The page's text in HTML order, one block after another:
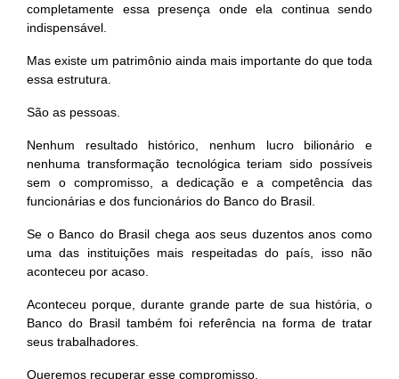
completamente essa presença onde ela continua sendo
indispensável.
Mas existe um patrimônio ainda mais importante do que toda
essa estrutura.
São as pessoas.
Nenhum resultado histórico, nenhum lucro bilionário e
nenhuma transformação tecnológica teriam sido possíveis
sem o compromisso, a dedicação e a competência das
funcionárias e dos funcionários do Banco do Brasil.
Se o Banco do Brasil chega aos seus duzentos anos como
uma das instituições mais respeitadas do país, isso não
aconteceu por acaso.
Aconteceu porque, durante grande parte de sua história, o
Banco do Brasil também foi referência na forma de tratar
seus trabalhadores.
Queremos recuperar esse compromisso.